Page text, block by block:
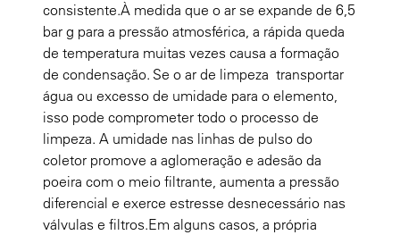
consistente.À medida que o ar se expande de 6,5
bar g para a pressão atmosférica, a rápida queda
de temperatura muitas vezes causa a formação
de condensação. Se o ar de limpeza transportar
água ou excesso de umidade para o elemento,
isso pode comprometer todo o processo de
limpeza. A umidade nas linhas de pulso do
coletor promove a aglomeração e adesão da
poeira com o meio filtrante, aumenta a pressão
diferencial e exerce estresse desnecessário nas
válvulas e filtros.Em alguns casos, a própria